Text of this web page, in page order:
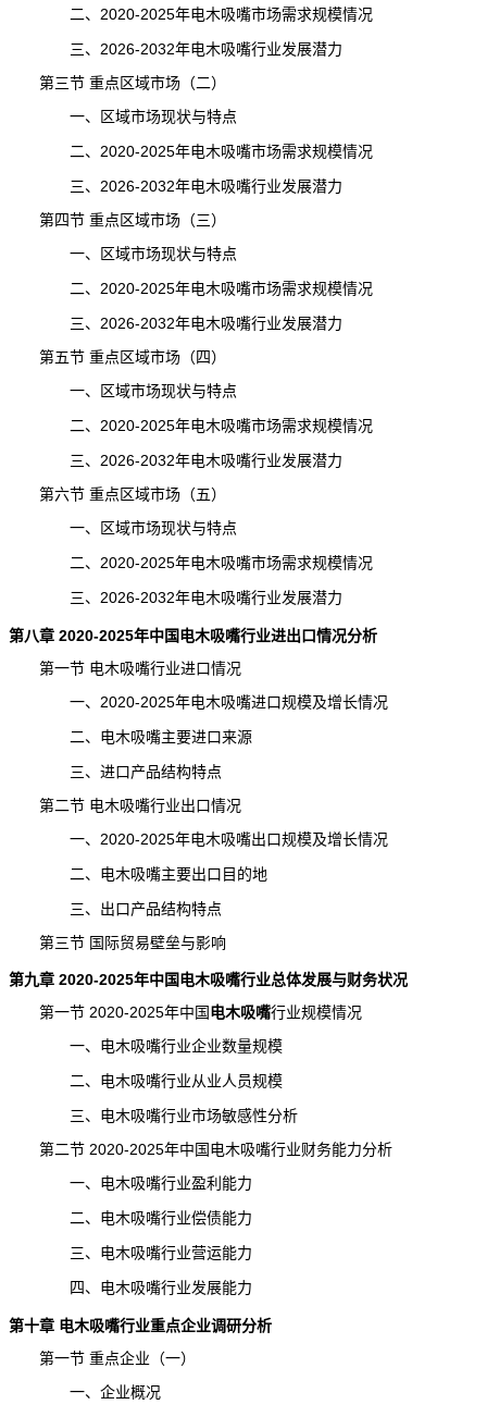
二、2020-2025年电木吸嘴市场需求规模情况
三、2026-2032年电木吸嘴行业发展潜力
第三节 重点区域市场（二）
一、区域市场现状与特点
二、2020-2025年电木吸嘴市场需求规模情况
三、2026-2032年电木吸嘴行业发展潜力
第四节 重点区域市场（三）
一、区域市场现状与特点
二、2020-2025年电木吸嘴市场需求规模情况
三、2026-2032年电木吸嘴行业发展潜力
第五节 重点区域市场（四）
一、区域市场现状与特点
二、2020-2025年电木吸嘴市场需求规模情况
三、2026-2032年电木吸嘴行业发展潜力
第六节 重点区域市场（五）
一、区域市场现状与特点
二、2020-2025年电木吸嘴市场需求规模情况
三、2026-2032年电木吸嘴行业发展潜力
第八章 2020-2025年中国电木吸嘴行业进出口情况分析
第一节 电木吸嘴行业进口情况
一、2020-2025年电木吸嘴进口规模及增长情况
二、电木吸嘴主要进口来源
三、进口产品结构特点
第二节 电木吸嘴行业出口情况
一、2020-2025年电木吸嘴出口规模及增长情况
二、电木吸嘴主要出口目的地
三、出口产品结构特点
第三节 国际贸易壁垒与影响
第九章 2020-2025年中国电木吸嘴行业总体发展与财务状况
第一节 2020-2025年中国电木吸嘴行业规模情况
一、电木吸嘴行业企业数量规模
二、电木吸嘴行业从业人员规模
三、电木吸嘴行业市场敏感性分析
第二节 2020-2025年中国电木吸嘴行业财务能力分析
一、电木吸嘴行业盈利能力
二、电木吸嘴行业偿债能力
三、电木吸嘴行业营运能力
四、电木吸嘴行业发展能力
第十章 电木吸嘴行业重点企业调研分析
第一节 重点企业（一）
一、企业概况